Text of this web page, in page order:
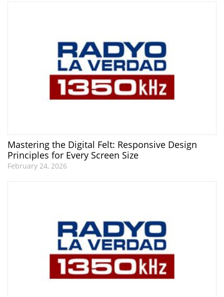
Mastering the Digital Felt: Responsive Design
Principles for Every Screen Size
February 24, 2026